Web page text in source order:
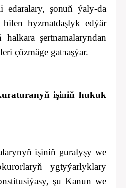
edaralary, şonuň ýaly-da
bilen hyzmatdaşlyk edýär
şertnamalaryndan
çözmäge gatnaşýar.
işiniň hukuk
işiniň guralyşy we
ygtyýarlyklary
şu Kanun we